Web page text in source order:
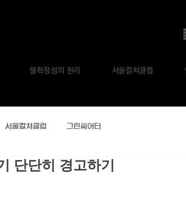
불확정성의 원리 서울컬쳐클럽
서울컬쳐클럽 그린씨어터
단단히 경고하기